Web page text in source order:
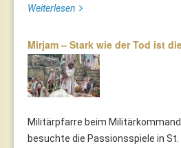
Weiterlesen
Mirjam – Stark wie der Tod ist
Militärpfarre beim
besuchte die Passionsspiele in